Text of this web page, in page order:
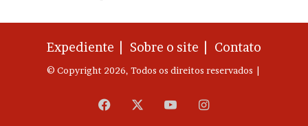
Expediente | Sobre o site | Contato
© Copyright 2026, Todos os direitos reservados |
Facebook YouTubeInstagram